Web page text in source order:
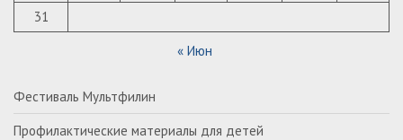
31
« Июн
Фестиваль Мультфилин
Профилактические материалы для детей